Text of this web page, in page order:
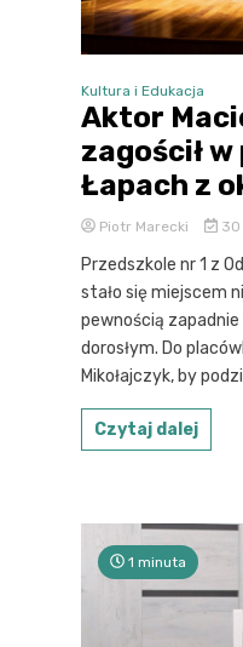
Kultura i Edukacja
Aktor
zagościł
Łapach z
Piotr Marecki 30
Przedszkole nr 1 z
stało się miejscem
pewnością
dorosłym. Do
Mikołajczyk, by
Czytaj dalej
1 minuta